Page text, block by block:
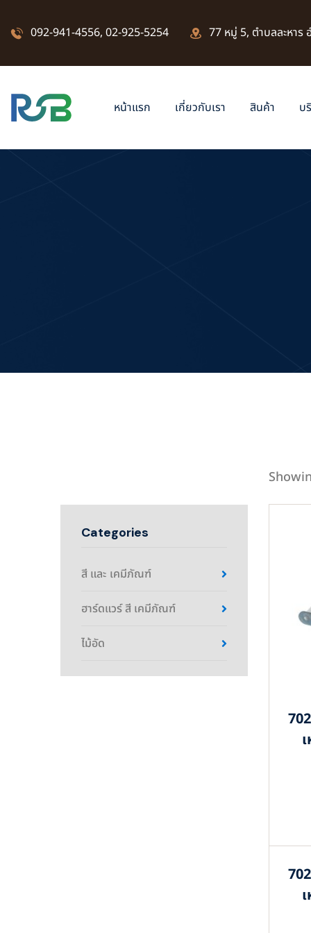
092-941-4556, 02-925-5254 77 หมู่ 5, ตำบลละหาร
หน้าแรก เกี่ยวกับเรา สินค้า บ
Categories
สี และ เคมีภัณฑ์
ฮาร์ดแวร์ สี เคมีภัณฑ์
ไม้อัด